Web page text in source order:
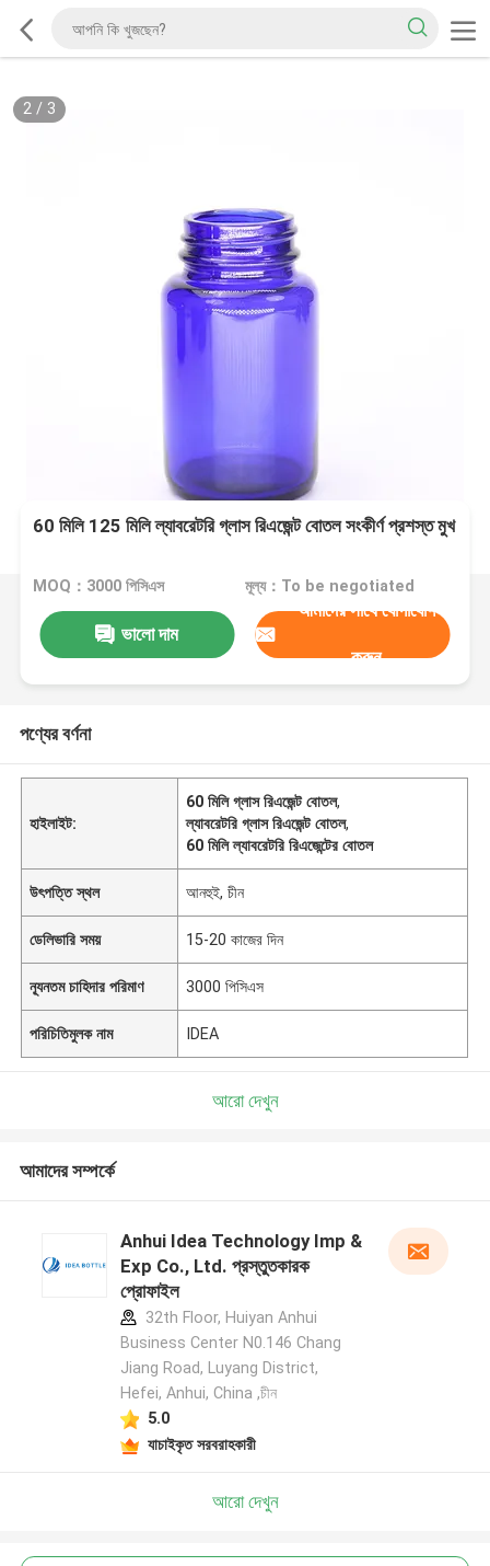
2/ 3
60 মিলি 125 মিলি ল্যাবরেটরি গ্লাস রিএজেন্ট বোতল সংকীর্ণ প্রশস্ত মুখ
MOQ：3000 পিসিএস মূল্য：To be negotiated
ভালো দাম
আমাদের সাথে যোগাযোগ
করুন
পণ্যের বর্ণনা
হাইলাইট:
60 মিলি গ্লাস রিএজেন্ট বোতল,
ল্যাবরেটরি গ্লাস রিএজেন্ট বোতল,
60 মিলি ল্যাবরেটরি রিএজেন্টের বোতল
উৎপত্তি স্থল আনহুই, চীন
ডেলিভারি সময় 15-20 কাজের দিন
ন্যূনতম চাহিদার পরিমাণ 3000 পিসিএস
পরিচিতিমুলক নাম IDEA
আরো দেখুন
আমাদের সম্পর্কে
Anhui Idea Technology Imp &
Exp Co., Ltd. প্রস্তুতকারক
প্রোফাইল
32th Floor, Huiyan Anhui
Business Center N0.146 Chang
Jiang Road, Luyang District,
Hefei, Anhui, China ,চীন
5.0
যাচাইকৃত সরবরাহকারী
আরো দেখুন